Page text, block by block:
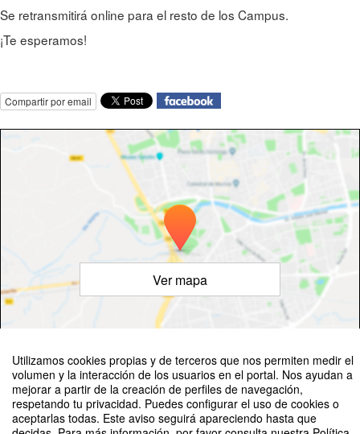
Utilizamos cookies propias y de terceros que nos permiten medir el
volumen y la interacción de los usuarios en el portal. Nos ayudan a
mejorar a partir de la creación de perfiles de navegación,
respetando tu privacidad. Puedes configurar el uso de cookies o
aceptarlas todas. Este aviso seguirá apareciendo hasta que
Se retransmitirá online para el resto de los Campus.
¡Te esperamos!
Compartir por email
Ver mapa
© OpenStreetMap Contributors